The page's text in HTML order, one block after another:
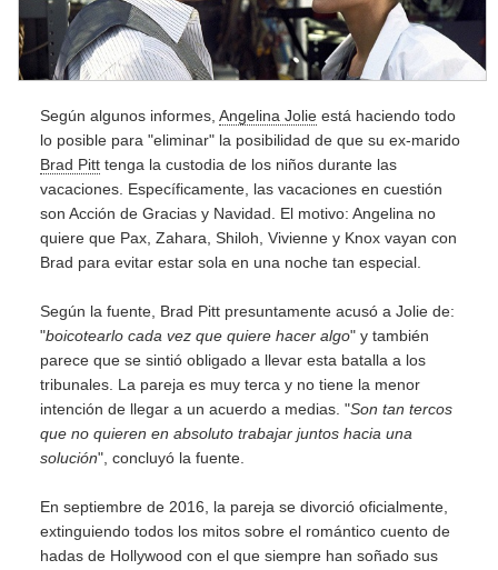
Según algunos informes, Angelina Jolie está haciendo todo
lo posible para "eliminar" la posibilidad de que su ex-marido
Brad Pitt tenga la custodia de los niños durante las
vacaciones. Específicamente, las vacaciones en cuestión
son Acción de Gracias y Navidad. El motivo: Angelina no
quiere que Pax, Zahara, Shiloh, Vivienne y Knox vayan con
Brad para evitar estar sola en una noche tan especial.
Según la fuente, Brad Pitt presuntamente acusó a Jolie de:
"boicotearlo cada vez que quiere hacer algo" y también
parece que se sintió obligado a llevar esta batalla a los
tribunales. La pareja es muy terca y no tiene la menor
intención de llegar a un acuerdo a medias. "Son tan tercos
que no quieren en absoluto trabajar juntos hacia una
solución", concluyó la fuente.
En septiembre de 2016, la pareja se divorció oficialmente,
extinguiendo todos los mitos sobre el romántico cuento de
hadas de Hollywood con el que siempre han soñado sus